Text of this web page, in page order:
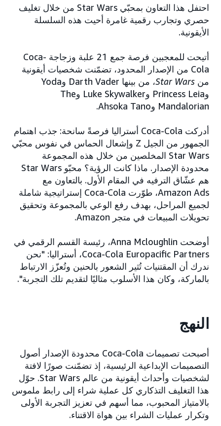
احتفل هذا التعاون بمحبّي Star Wars من خلال تغليف
حصري وتجارب رقمية غامرة أحيت هذه السلسلة
الأيقونية.
أتيحت للمعجبين فرصة جمع 21 علبة وزجاجة Coca-
Cola من الإصدار المحدود، تضمّنت شخصيات أيقونية
من Star Wars
، من بينها Darth Vader وYoda
وPrincess Leia وLuke Skywalker وThe
Mandalorian وAhsoka Tano.
أدركت Coca-Cola أستراليا فرصةً سانحة: جذب اهتمام
الجمهور من الجيل Z وإشعال الحماس في نفوس محبّي
Star Wars المخلصين من خلال هذه المجموعة
محدودة الإصدار. ماذا كانت الرؤية؟ محبّو Star Wars
هم عشّاق الترفيه في المقام الأول. بالتعاون مع
Amazon Ads، طوّرت Coca-Cola إستراتيجية شاملة
لجميع المراحل، بهدف رفع الوعي بالمجموعة وتحقيق
تحويلات المبيعات في متجر Amazon.
أوضحت Anna Mcloughlin، رئيسة القسم الرقمي في
Coca-Cola Europacific Partners، أستراليا: "نحن
ندرك أن المقتنيات تُثير الشعور بالحنين وتُعزّز الارتباط
بالماركة، وكان هذا الأسلوب مثاليًا لتقديم تلك التجربة".
النهج
أصبحت تصميمات Coca-Cola محدودة الإصدار أصول
التصميمات الإبداعية الرئيسية، إذ تضمّنت صورًا لافتة
لشخصيات وأحداث أيقونية من عالم Star Wars. حوّل
هذا التغليف التذكاري كل عملية شراء إلى رابط ملموس
بالامتياز المحبوب، مما أسهم في تعزيز التجربة الأولى
وتكرار عمليات الشراء بين هواة الاقتناء.